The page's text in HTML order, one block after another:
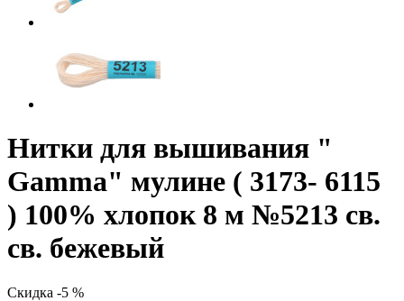
Нитки для вышивания "
Gamma" мулине ( 3173- 6115
) 100% хлопок 8 м №5213 св.
св. бежевый
Скидка -5 %